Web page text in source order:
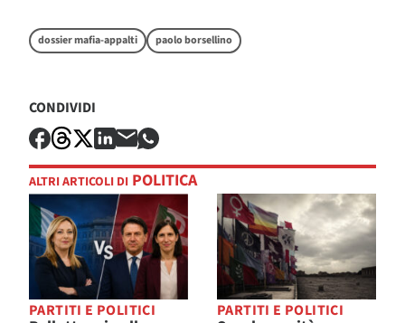
dossier mafia-appalti paolo borsellino
CONDIVIDI
ALTRI ARTICOLI DI POLITICA
PARTITI E POLITICI PARTITI E POLITICI